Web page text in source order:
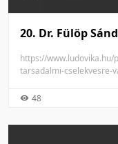
20. Dr. Fülöp
https://
tarsadalmi-cselekvesre-
48